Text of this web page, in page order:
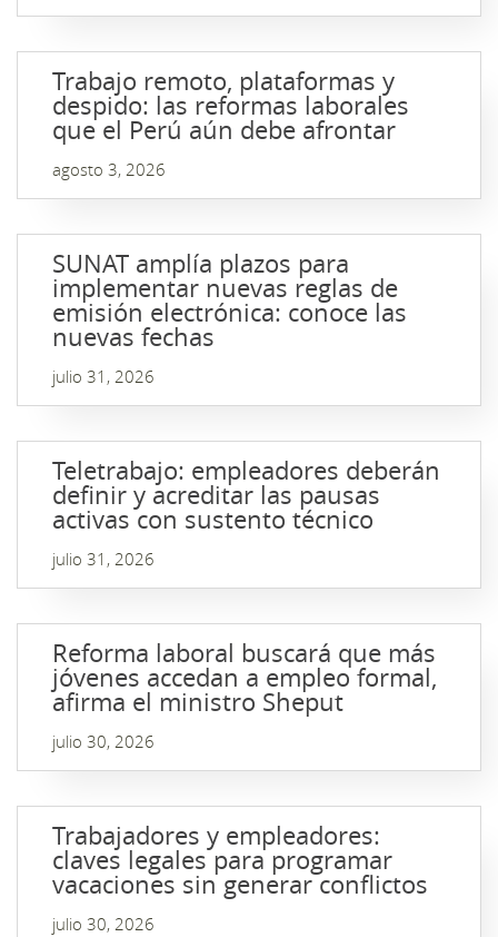
Trabajo remoto, plataformas y
despido: las reformas laborales
que el Perú aún debe afrontar
agosto 3, 2026
SUNAT amplía plazos para
implementar nuevas reglas de
emisión electrónica: conoce las
nuevas fechas
julio 31, 2026
Teletrabajo: empleadores deberán
definir y acreditar las pausas
activas con sustento técnico
julio 31, 2026
Reforma laboral buscará que más
jóvenes accedan a empleo formal,
afirma el ministro Sheput
julio 30, 2026
Trabajadores y empleadores:
claves legales para programar
vacaciones sin generar conflictos
julio 30, 2026